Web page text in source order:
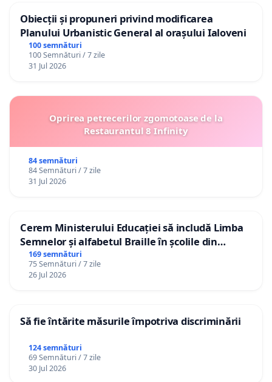
Obiecții și propuneri privind modificarea
Planului Urbanistic General al orașului Ialoveni
100 semnături
100 Semnături / 7 zile
31 Jul 2026
Oprirea petrecerilor zgomotoase de la
Restaurantul 8 Infinity
84 semnături
84 Semnături / 7 zile
31 Jul 2026
Cerem Ministerului Educației să includă Limba
Semnelor și alfabetul Braille în școlile din
Republica Moldova!
169 semnături
75 Semnături / 7 zile
26 Jul 2026
Să fie întărite măsurile împotriva discriminării
124 semnături
69 Semnături / 7 zile
30 Jul 2026